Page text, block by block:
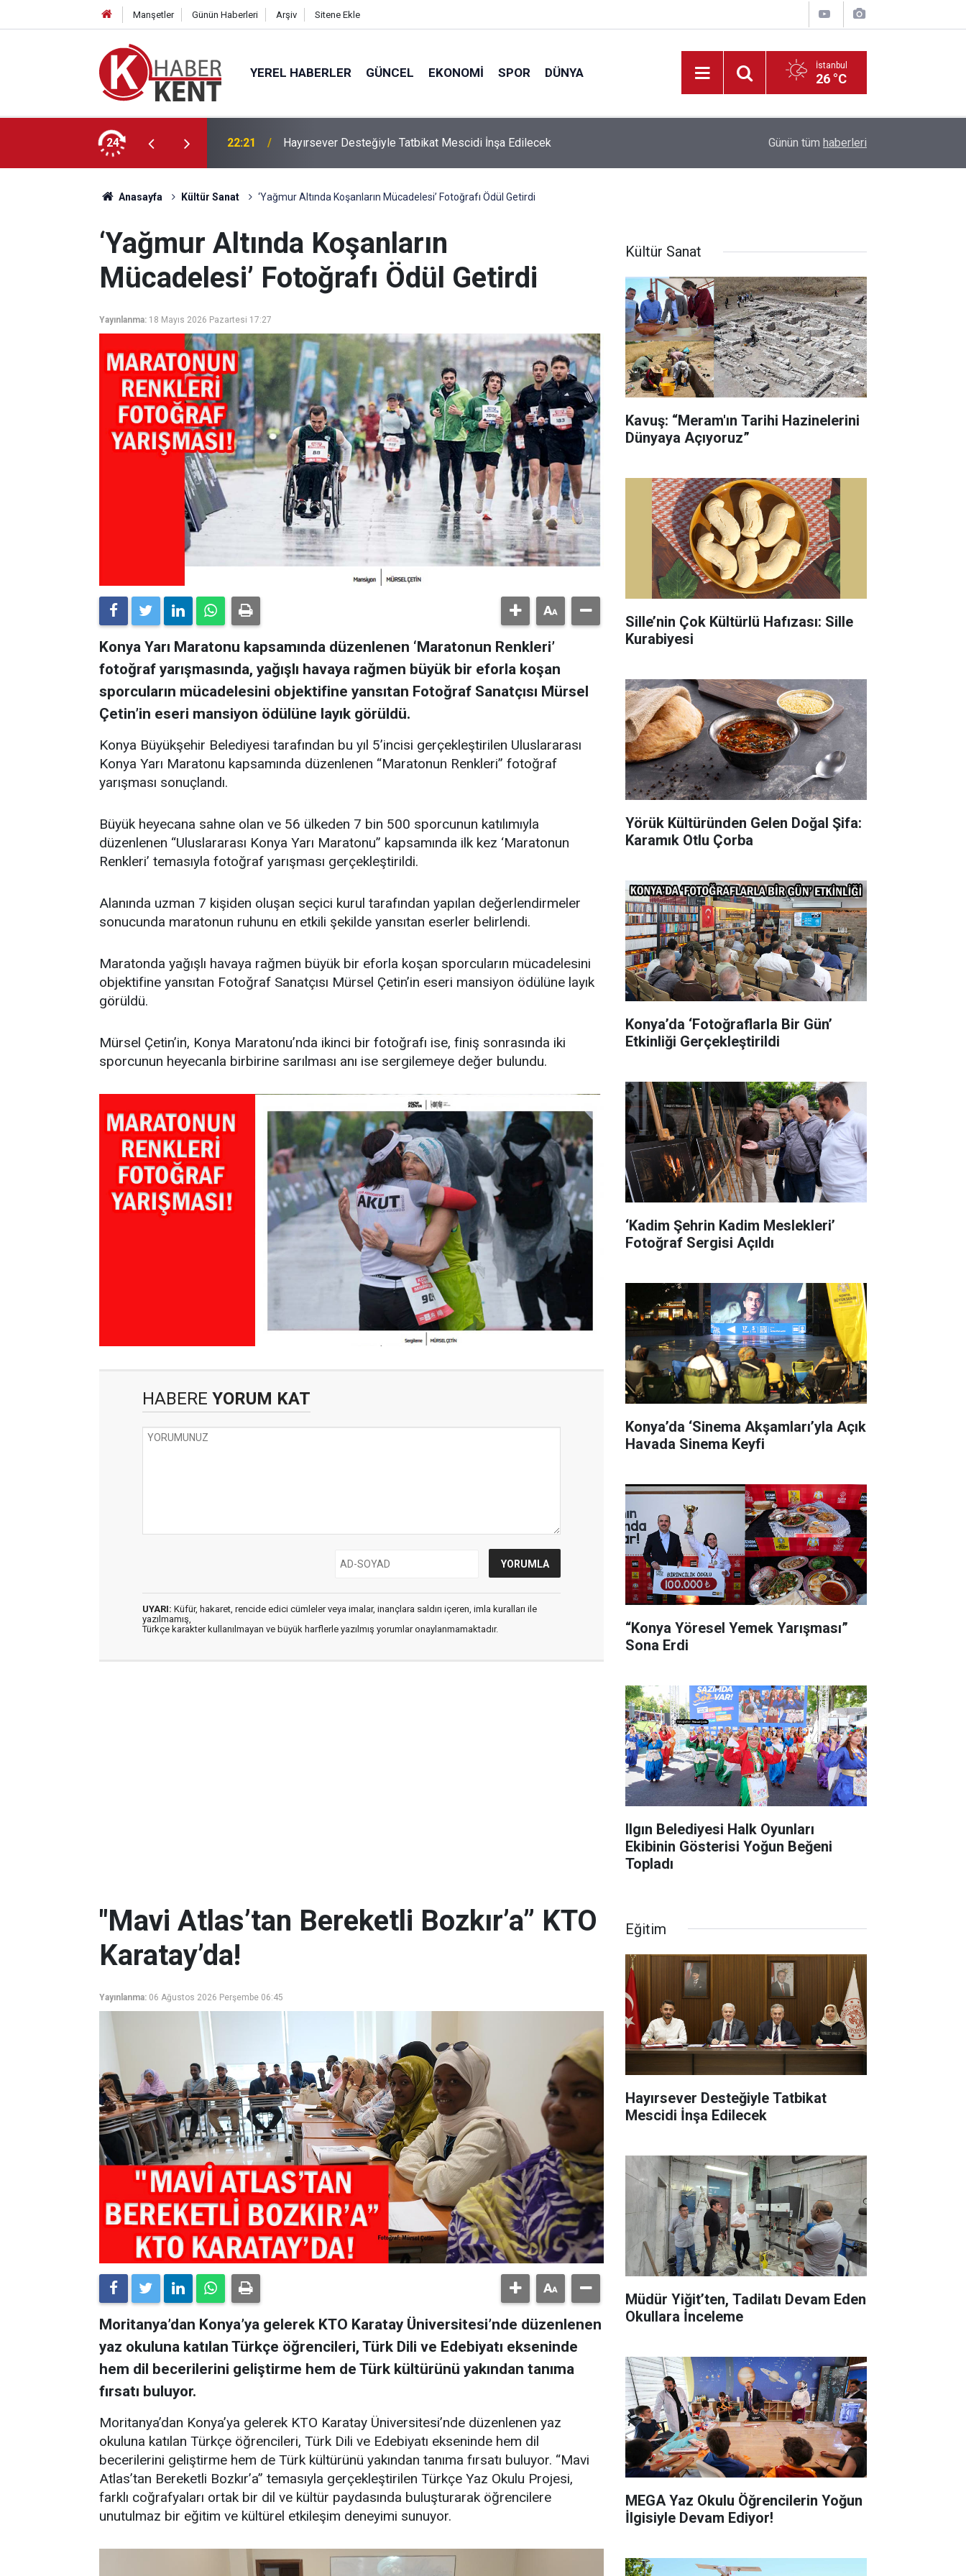
Manşetler Günün Haberleri Arşiv Sitene Ekle
YEREL HABERLER GÜNCEL EKONOMI SPOR DÜNYA İstanbul
26 °C
24 22:21 Hayırsever Desteğiyle Tatbikat Mescidi İnşa Edilecek Müdür Yiğit’ten, Tadilatı Devam Eden Okullara
Günün tüm haberleri
Anasayfa Kültür Sanat ‘Yağmur Altında Koşanların Mücadelesi’ Fotoğrafı Ödül Getirdi
‘Yağmur Altında Koşanların
Mücadelesi’ Fotoğrafı Ödül Getirdi
Yayınlanma: 18 Mayıs 2026 Pazartesi 17:27
Konya Yarı Maratonu kapsamında düzenlenen ‘Maratonun Renkleri’
fotoğraf yarışmasında, yağışlı havaya rağmen büyük bir eforla koşan
sporcuların mücadelesini objektifine yansıtan Fotoğraf Sanatçısı Mürsel
Çetin’in eseri mansiyon ödülüne layık görüldü.
Konya Büyükşehir Belediyesi tarafından bu yıl 5’incisi gerçekleştirilen Uluslararası
Konya Yarı Maratonu kapsamında düzenlenen “Maratonun Renkleri” fotoğraf
yarışması sonuçlandı.
Büyük heyecana sahne olan ve 56 ülkeden 7 bin 500 sporcunun katılımıyla
düzenlenen “Uluslararası Konya Yarı Maratonu” kapsamında ilk kez ‘Maratonun
Renkleri’ temasıyla fotoğraf yarışması gerçekleştirildi.
Alanında uzman 7 kişiden oluşan seçici kurul tarafından yapılan değerlendirmeler
sonucunda maratonun ruhunu en etkili şekilde yansıtan eserler belirlendi.
Maratonda yağışlı havaya rağmen büyük bir eforla koşan sporcuların mücadelesini
objektifine yansıtan Fotoğraf Sanatçısı Mürsel Çetin’in eseri mansiyon ödülüne layık
görüldü.
Mürsel Çetin’in, Konya Maratonu’nda ikinci bir fotoğrafı ise, finiş sonrasında iki
sporcunun heyecanla birbirine sarılması anı ise sergilemeye değer bulundu.
HABERE YORUM KAT
UYARI: Küfür, hakaret, rencide edici cümleler veya imalar, inançlara saldırı içeren, imla kuralları ile
yazılmamış,
Türkçe karakter kullanılmayan ve büyük harflerle yazılmış yorumlar onaylanmamaktadır.
Kültür Sanat
Kavuş: “Meram'ın Tarihi Hazinelerini
Dünyaya Açıyoruz”
Sille’nin Çok Kültürlü Hafızası: Sille
Kurabiyesi
Yörük Kültüründen Gelen Doğal Şifa:
Karamık Otlu Çorba
Konya’da ‘Fotoğraflarla Bir Gün’
Etkinliği Gerçekleştirildi
‘Kadim Şehrin Kadim Meslekleri’
Fotoğraf Sergisi Açıldı
Konya’da ‘Sinema Akşamları’yla Açık
Havada Sinema Keyfi
“Konya Yöresel Yemek Yarışması”
Sona Erdi
Ilgın Belediyesi Halk Oyunları
Ekibinin Gösterisi Yoğun Beğeni
Topladı
"Mavi Atlas’tan Bereketli Bozkır’a” KTO
Karatay’da!
Yayınlanma: 06 Ağustos 2026 Perşembe 06:45
Moritanya’dan Konya’ya gelerek KTO Karatay Üniversitesi’nde düzenlenen
yaz okuluna katılan Türkçe öğrencileri, Türk Dili ve Edebiyatı ekseninde
hem dil becerilerini geliştirme hem de Türk kültürünü yakından tanıma
fırsatı buluyor.
Moritanya’dan Konya’ya gelerek KTO Karatay Üniversitesi’nde düzenlenen yaz
okuluna katılan Türkçe öğrencileri, Türk Dili ve Edebiyatı ekseninde hem dil
becerilerini geliştirme hem de Türk kültürünü yakından tanıma fırsatı buluyor. “Mavi
Atlas’tan Bereketli Bozkır’a” temasıyla gerçekleştirilen Türkçe Yaz Okulu Projesi,
farklı coğrafyaları ortak bir dil ve kültür paydasında buluşturarak öğrencilere
unutulmaz bir eğitim ve kültürel etkileşim deneyimi sunuyor.
Eğitim
Hayırsever Desteğiyle Tatbikat
Mescidi İnşa Edilecek
Müdür Yiğit’ten, Tadilatı Devam Eden
Okullara İnceleme
MEGA Yaz Okulu Öğrencilerin Yoğun
İlgisiyle Devam Ediyor!